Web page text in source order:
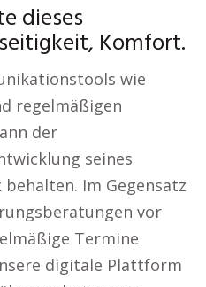
dieses
Komfort.
wie
regelmäßigen
der
seines
Im Gegensatz
vor
Termine
digitale Plattform